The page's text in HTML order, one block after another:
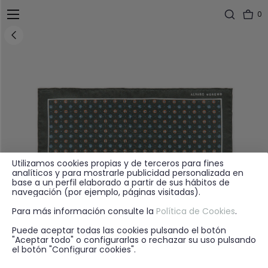
0
Utilizamos cookies propias y de terceros para fines
analíticos y para mostrarle publicidad personalizada en
base a un perfil elaborado a partir de sus hábitos de
navegación (por ejemplo, páginas visitadas).
Para más información consulte la Política de Cookies.
Puede aceptar todas las cookies pulsando el botón
"Aceptar todo" o configurarlas o rechazar su uso pulsando
el botón "Configurar cookies".